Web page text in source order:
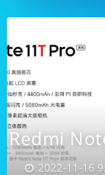
Redmi
2022-11-16